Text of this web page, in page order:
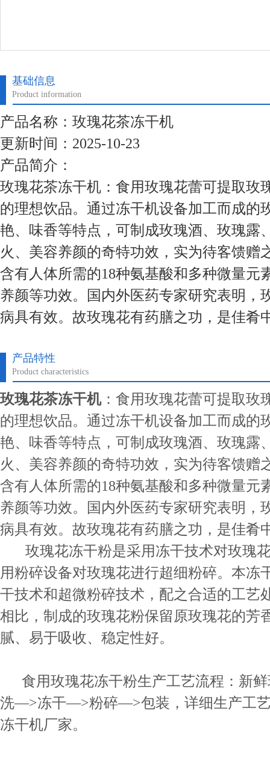
基础信息
Product information
产品名称：玫瑰花茶冻干机
更新时间：2025-10-23
产品简介：
玫瑰花茶冻干机：食用玫瑰花蕾可提取玫
的理想饮品。通过冻干机设备加工而成的
艳、味香等特点，可制成玫瑰酒、玫瑰露
火、美容养颜的奇特功效，实为待客馈赠
含有人体所需的18种氨基酸和多种微量元
养颜等功效。国内外医药专家研究表明，
病具有效。故玫瑰花有药膳之功，是佳肴
产品特性
Product characteristics
玫瑰花茶冻干机：食用玫瑰花蕾可提取玫
的理想饮品。通过冻干机设备加工而成的
艳、味香等特点，可制成玫瑰酒、玫瑰露
火、美容养颜的奇特功效，实为待客馈赠
含有人体所需的18种氨基酸和多种微量元
养颜等功效。国内外医药专家研究表明，
病具有效。故玫瑰花有药膳之功，是佳肴
玫瑰花冻干粉是采用冻干技术对玫瑰
用粉碎设备对玫瑰花进行超细粉碎。本冻
干技术和超微粉碎技术，配之合适的工艺
相比，制成的玫瑰花粉保留原玫瑰花的芳
腻、易于吸收、稳定性好。
食用玫瑰花冻干粉生产工艺流程：新
洗—>冻干—>粉碎—>包装，详细生产工
冻干机厂家。